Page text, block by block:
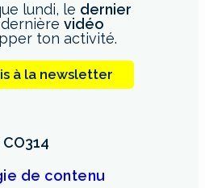
lundi, le dernier
vidéo
ton activité.
à la newsletter
de contenu